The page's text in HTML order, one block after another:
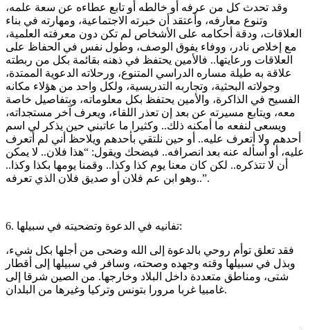
وقد تحدث كل من عرفه أو خالطه أو تابع عطاءه عن سعة علمه،
وتنوع معارفه، وأعتقد أن خبرته الاجتماعية، ومهارته في بناء
العلاقات، ودقة أحكامه على الأشخاص لم تكن دون معرفته العلمية،
مع إخلاص نادر، ووفاء يفوق الوصف، وطول نفس في الحفاظ على
العلاقات ورعايتها.. فالأمين يحتفظ في ذهنه بقائمة بكل من ربطته
علاقة به طيلة مساره الدراسي المتنوع، ورحلاته الدعوية الممتدة،
وجولاته البحثية، وتجاربه التدريسية، ولكل واحد من هؤلاء مكانه
الفسيح في الذاكرة، والأمين يحتفظ بكل معلوماته، وبتفاصيل خاصة
معه، ويتابع مسيرته عن بعد إن تعذر اللقاء، ويعرف آخر مستجداته،
ويسعى لنفعه ما أمكنه ذلك.. وكثيرا ما عاتبني حين يذكر لي اسم
أحدهم ولا أتعرف عليه.. أو حين نلتقي بأحدهم ويلاحظ أني لم أتعرف
عليه، أو أسأله عنه بعد انصرافه.. فيضحك ويقول: “هذا فلان.. لا يمكن
أن لا تتذكره.. لكن كان معنا يوم كذا وكذا.. وقمنا يومها بكذا وكذا..
وهو ابن عم فلان أو صديق فلان الذي تعرفه..”.
6. تفانيه في الدعوة وتضحيته في سبيلها:
فقد تعلق توأم روحي بالدعوة إلى الله وضحى من أجلها بكل شيء،
وبذل في سبيلها وقته وجهده وصحته، وسافر في سبيلها إلى أقطار
شتى، ومناطق متعددة داخل البلاد وخارجها. من الصين شرقا إلى
غامبيا غربا مرورا بتونس وتركيا وغيرها من البلدان.